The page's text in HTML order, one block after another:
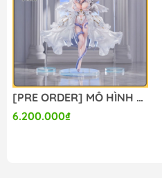
[PRE ORDER] MÔ HÌNH Echocalypse -Hikou no Kami Yaku- - Leviathan - 1/7 - Captivating Melody ver. (Mityou) FIGURE CHÍNH HÃNG
6.200.000₫